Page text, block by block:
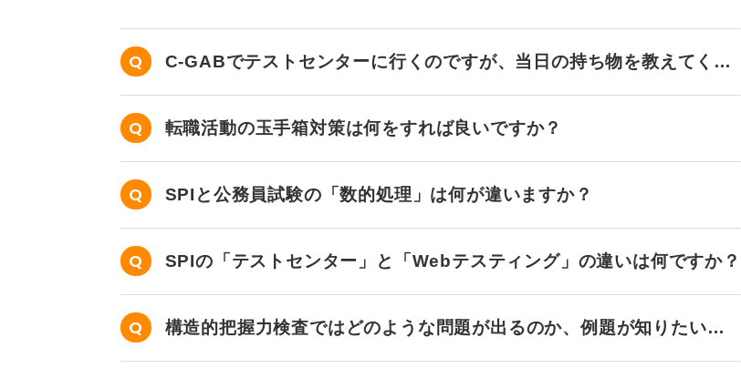
C-GABでテストセンターに行くのですが、当日の持ち物を教えてくだ
さい。
転職活動の玉手箱対策は何をすれば良いですか？
SPIと公務員試験の「数的処理」は何が違いますか？
SPIの「テストセンター」と「Webテスティング」の違いは何ですか？
構造的把握力検査ではどのような問題が出るのか、例題が知りたいで
す。